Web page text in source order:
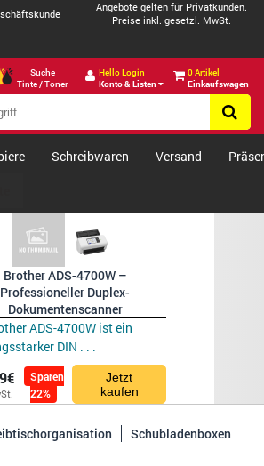
Angebote gelten für Privatkunden.
Preise inkl. gesetzl. MwSt.
Suche
Tinte / Toner
Hello Login
Konto & Listen
0 Artikel
Einkaufswagen
Schreibwaren Versand
Brother ADS-4700W –
Professioneller Duplex-
Dokumentenscanner
ADS-4700W ist ein
DIN . . .
Sparen
22%
Jetzt
kaufen
Schubladenboxen